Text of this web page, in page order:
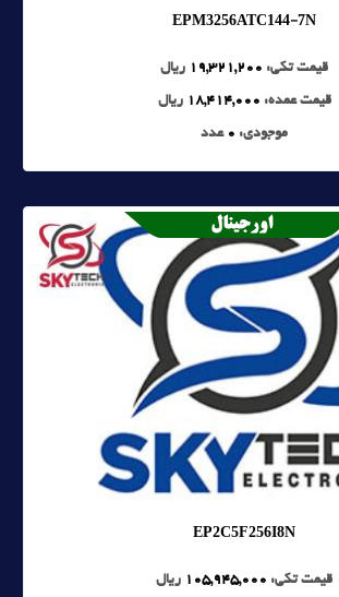
EPM3256ATC144-7N
قیمت تکی: 19,321,200 ریال
قیمت عمده: 18,414,000 ریال
موجودی: 0 عدد
EP2C5F256I8N
قیمت تکی: 105,945,000 ریال